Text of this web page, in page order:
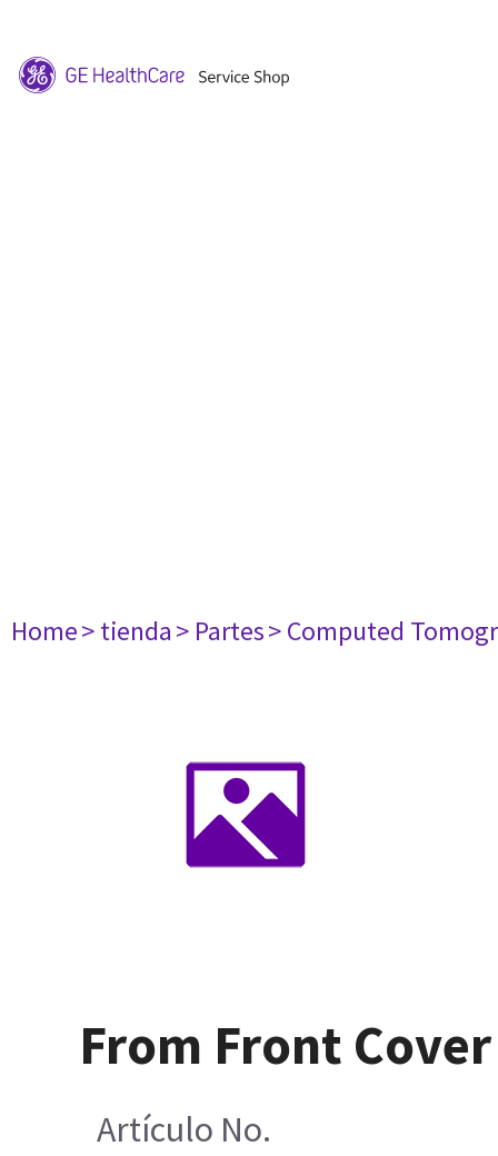
Home> tienda> Partes> Computed
From Front
Artículo No.